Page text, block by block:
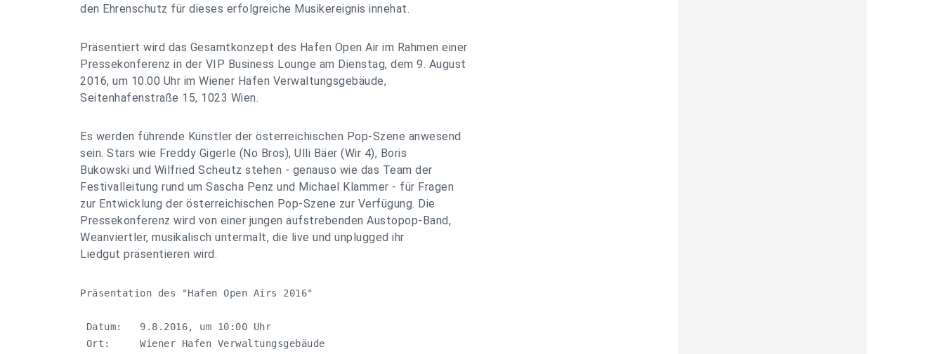
den Ehrenschutz für dieses erfolgreiche Musikereignis innehat.
Präsentiert wird das Gesamtkonzept des Hafen Open Air im Rahmen einer
Pressekonferenz in der VIP Business Lounge am Dienstag, dem 9. August
2016, um 10.00 Uhr im Wiener Hafen Verwaltungsgebäude,
Seitenhafenstraße 15, 1023 Wien.
Es werden führende Künstler der österreichischen Pop-Szene anwesend
sein. Stars wie Freddy Gigerle (No Bros), Ulli Bäer (Wir 4), Boris
Bukowski und Wilfried Scheutz stehen - genauso wie das Team der
Festivalleitung rund um Sascha Penz und Michael Klammer - für Fragen
zur Entwicklung der österreichischen Pop-Szene zur Verfügung. Die
Pressekonferenz wird von einer jungen aufstrebenden Austopop-Band,
Weanviertler, musikalisch untermalt, die live und unplugged ihr
Liedgut präsentieren wird.
Präsentation des "Hafen Open Airs 2016"
Datum:   9.8.2016, um 10:00 Uhr
Ort:     Wiener Hafen Verwaltungsgebäude